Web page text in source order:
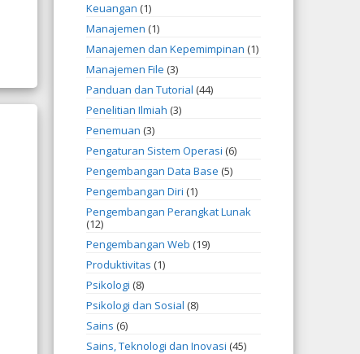
Keuangan (1)
Manajemen (1)
Manajemen dan Kepemimpinan (1)
Manajemen File (3)
Panduan dan Tutorial (44)
Penelitian Ilmiah (3)
Penemuan (3)
Pengaturan Sistem Operasi (6)
Pengembangan Data Base (5)
Pengembangan Diri (1)
Pengembangan Perangkat Lunak
(12)
Pengembangan Web (19)
Produktivitas (1)
Psikologi (8)
Psikologi dan Sosial (8)
Sains (6)
Sains, Teknologi dan Inovasi (45)